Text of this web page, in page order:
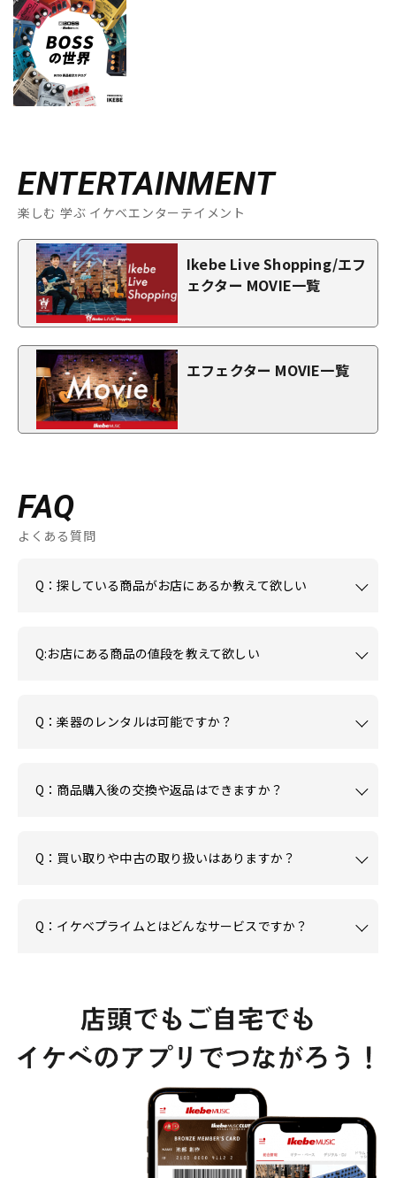
ENTERTAINMENT
楽しむ 学ぶ イケベエンターテイメント
Ikebe Live Shopping/エフ
ェクター MOVIE一覧
エフェクター MOVIE一覧
FAQ
よくある質問
Q：探している商品がお店にあるか教えて欲しい
Q:お店にある商品の値段を教えて欲しい
Q：楽器のレンタルは可能ですか？
Q：商品購入後の交換や返品はできますか？
Q：買い取りや中古の取り扱いはありますか？
Q：イケベプライムとはどんなサービスですか？